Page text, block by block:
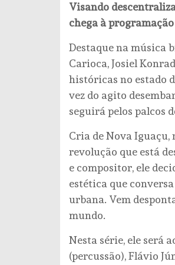
Visando
chega à programação
Destaque na música
Carioca, Josiel
históricas no estado
vez do agito
seguirá pelos palcos
Cria de Nova Iguaçu,
revolução que está
e compositor, ele
estética que
urbana. Vem
mundo.
Nesta série, ele será
(percussão), Flávio